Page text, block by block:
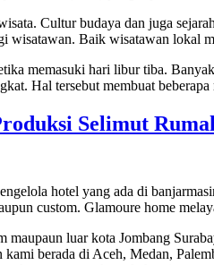
Cultur budaya dan juga
wisatawan. Baik wisatawan lokal
memasuki hari libur tiba.
Hal tersebut membuat
Selimut
hotel yang ada di
custom. Glamoure home
maupaun luar kota Jombang
kami berada di Aceh, Medan,